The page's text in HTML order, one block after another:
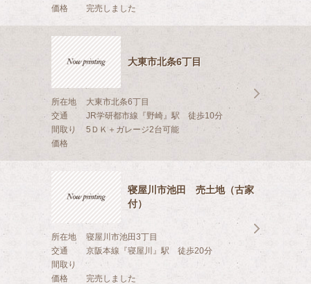
価格
完売しました
大東市北条6丁目
所在地
大東市北条6丁目
交通
JR学研都市線『野崎』駅 徒歩10分
間取り
5ＤＫ＋ガレージ2台可能
価格
寝屋川市池田 売土地（古家
付）
所在地
寝屋川市池田3丁目
交通
京阪本線『寝屋川』駅 徒歩20分
間取り
価格
完売しました